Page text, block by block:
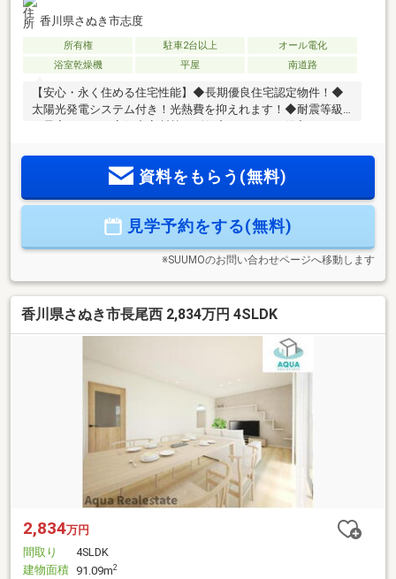
香川県さぬき市志度
所有権 駐車2台以上
オール電化
浴室乾燥機
平屋 南道路
【安心・永く住める住宅性能】◆長期優良住宅認定物件！◆
太陽光発電システム付き！光熱費を抑えれます！◆耐震等級
方は【087-810-3147】にお気軽にお電話下さい♪または、「見
学予約ボタン」から簡単30秒で即時予約♪
資料をもらう(無料)
見学予約をする(無料)
※SUUMOのお問い合わせページへ移動します
香川県さぬき市長尾西 2,834万円 4SLDK
2,834万円
間取り
4SLDK
建物面積 91.09m2